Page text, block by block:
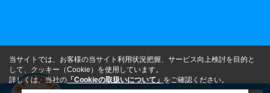
当サイトでは、お客様の当サイト利用状況把握、サービス向上検討を目的と
して、クッキー（Cookie）を使用しています。
詳しくは、当社の 「Cookieの取扱いについて」 をご確認ください。